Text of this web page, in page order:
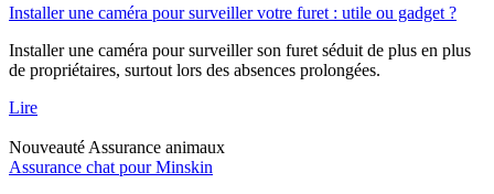
Installer une caméra pour surveiller votre furet : utile ou gadget ?
Installer une caméra pour surveiller son furet séduit de plus en plus
de propriétaires, surtout lors des absences prolongées.
Lire
Nouveauté Assurance animaux
Assurance chat pour Minskin